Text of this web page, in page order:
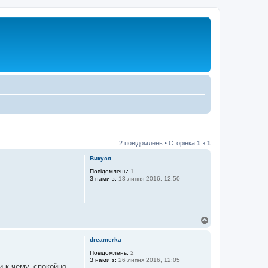
2 повідомлень • Сторінка 1 з 1
Викуся
Повідомлень: 1
З нами з: 13 липня 2016, 12:50
dreamerka
Повідомлень: 2
З нами з: 26 липня 2016, 12:05